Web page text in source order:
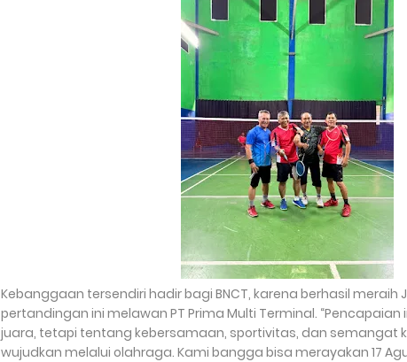
Kebanggaan tersendiri hadir bagi BNCT, karena berhasil meraih
pertandingan ini melawan PT Prima Multi Terminal.
juara, tetapi tentang kebersamaan, sportivitas, dan semangat
wujudkan melalui olahraga. Kami bangga bisa merayakan 17